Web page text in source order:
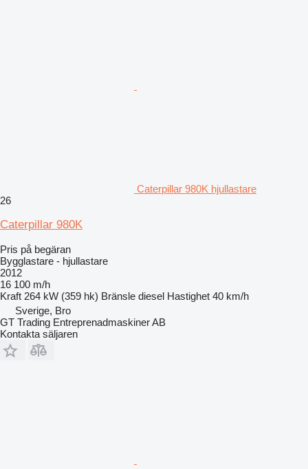
Caterpillar 980K hjullastare
26
Caterpillar 980K
Pris på begäran
Bygglastare - hjullastare
2012
16 100 m/h
Kraft 264 kW (359 hk) Bränsle diesel Hastighet 40 km/h
Sverige, Bro
GT Trading Entreprenadmaskiner AB
Kontakta säljaren